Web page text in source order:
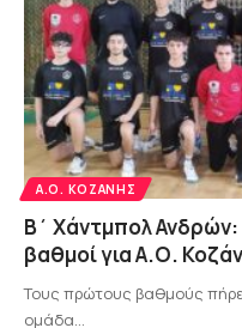
Α.Ο. ΚΟΖΆΝΗΣ
Β΄ Χάντμπολ
βαθμοί για Α.Ο.
Τους πρώτους βαθμούς
ομάδα…